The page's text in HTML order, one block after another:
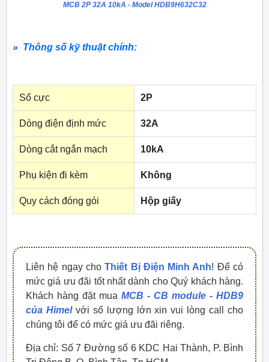
MCB 2P 32A 10kA - Model HDB9H632C32
» Thông số kỹ thuật chính:
Số cực 2P
Dòng điện định mức 32A
Dòng cắt ngắn mạch 10kA
Phụ kiện đi kèm Không
Quy cách đóng gói Hộp giấy
Liên hệ ngay choThiết Bị Điện Minh Anh! Để có
mức giá ưu đãi tốt nhất dành cho Quý khách hàng.
Khách hàng đặt mua MCB - CB module - HDB9
của Himel với số lượng lớn xin vui lòng call cho
chúng tôi để có mức giá ưu đãi riêng.
Địa chỉ: Số 7 Đường số 6 KDC Hai Thành, P. Bình